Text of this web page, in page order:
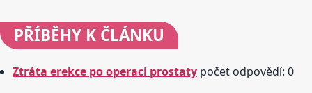
PŘÍBĚHY K ČLÁNKU
Ztráta erekce po operaci prostaty počet odpovědí: 0